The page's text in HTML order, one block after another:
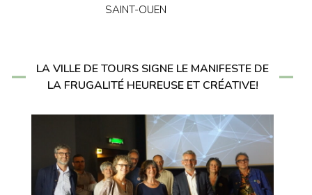
SAINT-OUEN
LA VILLE DE TOURS SIGNE LE MANIFESTE DE
LA FRUGALITÉ HEUREUSE ET CRÉATIVE!